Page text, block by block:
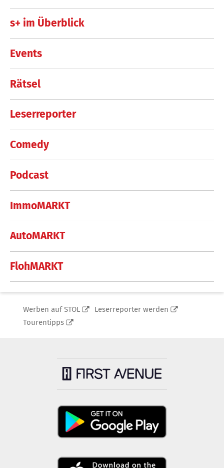
s+ im Überblick
Events
Rätsel
Leserreporter
Comedy
Podcast
ImmoMARKT
AutoMARKT
FlohMARKT
Werben auf STOL
Leserreporter werden
Tourentipps